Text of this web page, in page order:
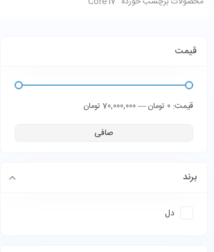
قیمت
صافی
قيمت: 0 تومان —70,000,000 تومان
برند
دل